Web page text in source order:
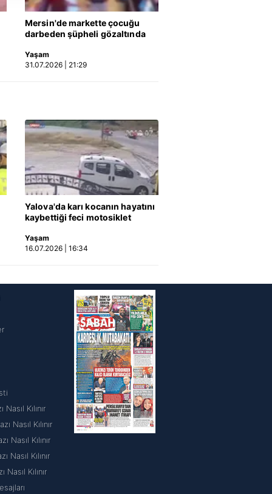
detaylı bilgi için Ayarlar
Mersin'de markette çocuğu
darbeden şüpheli gözaltında
Yaşam
31.07.2026 | 21:29
Yalova'da karı kocanın hayatını
kaybettiği feci motosiklet
yansıdı | Video
Yaşam
16.07.2026 | 16:34
Nasıl Kılınır
Nasıl Kılınır
Nasıl Kılınır
Nasıl Kılınır
Nasıl Kılınır